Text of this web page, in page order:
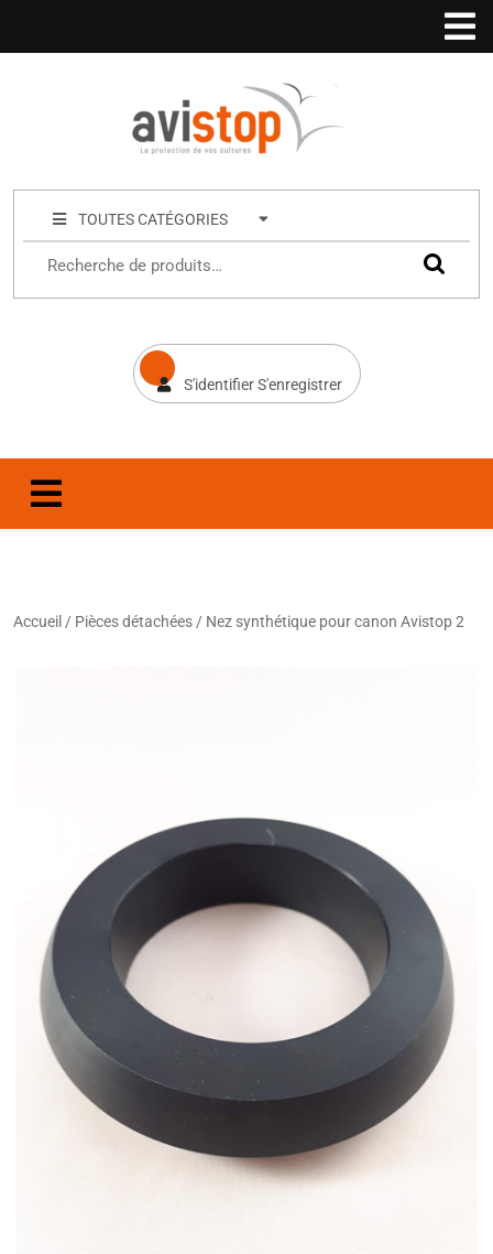
TOUTES CATÉGORIES
S'identifier S'enregistrer
Accueil / Pièces détachées / Nez synthétique pour canon Avistop 2